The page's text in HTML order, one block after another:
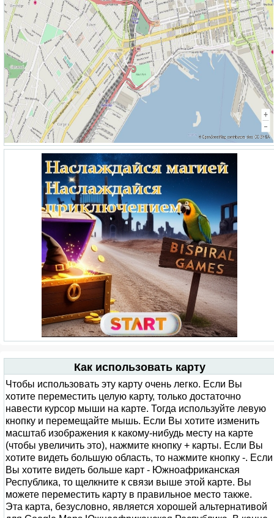
Как использовать карту
Чтобы использовать эту карту очень легко. Если Вы
хотите переместить целую карту, только достаточно
навести курсор мыши на карте. Тогда используйте левую
кнопку и перемещайте мышь. Если Вы хотите изменить
масштаб изображения к какому-нибудь месту на карте
(чтобы увеличить это), нажмите кнопку + карты. Если Вы
хотите видеть большую область, то нажмите кнопку -. Если
Вы хотите видеть больше карт - Южноафриканская
Республика, то щелкните к связи выше этой карте. Вы
можете переместить карту в правильное место также.
Эта карта, безусловно, является хорошей альтернативой